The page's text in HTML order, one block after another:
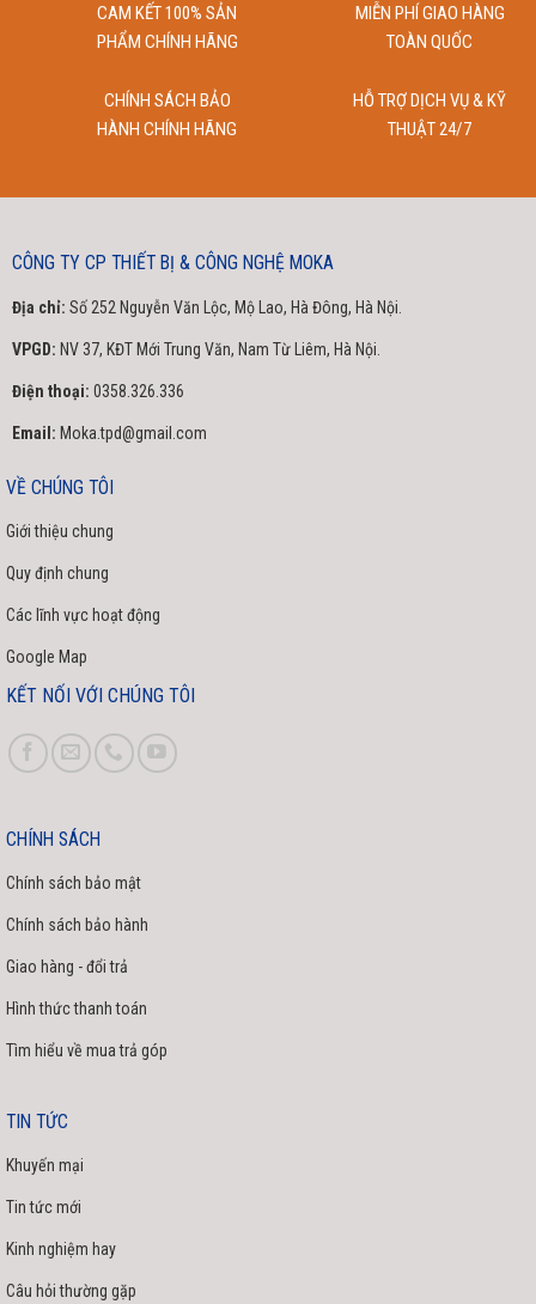
CAM KẾT 100% SẢN
PHẨM CHÍNH HÃNG
MIỄN PHÍ GIAO HÀNG
TOÀN QUỐC
CHÍNH SÁCH BẢO
HÀNH CHÍNH HÃNG
HỖ TRỢ DỊCH VỤ & KỸ
THUẬT 24/7
CÔNG TY CP THIẾT BỊ & CÔNG NGHỆ MOKA
Địa chỉ: Số 252 Nguyễn Văn Lộc, Mộ Lao, Hà Đông, Hà Nội.
VPGD: NV 37, KĐT Mới Trung Văn, Nam Từ Liêm, Hà Nội.
Điện thoại: 0358.326.336
Email: Moka.tpd@gmail.com
VỀ CHÚNG TÔI
Giới thiệu chung
Quy định chung
Các lĩnh vực hoạt động
Google Map
KẾT NỐI VỚI CHÚNG TÔI
CHÍNH SÁCH
Chính sách bảo mật
Chính sách bảo hành
Giao hàng - đổi trả
Hình thức thanh toán
Tìm hiểu về mua trả góp
TIN TỨC
Khuyến mại
Tin tức mới
Kinh nghiệm hay
Câu hỏi thường gặp